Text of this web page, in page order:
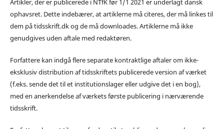
Artikler, der er publicerede i NTfK før 1/1 2021 er underlagt dansk
ophavsret. Dette indebærer, at artiklerne må citeres, der må linkes til
dem på tidsskrift.dk og de må downloades. Artiklerne må ikke
genudgives uden aftale med redaktøren.
Forfattere kan indgå flere separate kontraktlige aftaler om ikke-
eksklusiv distribution af tidsskriftets publicerede version af værket
(f.eks. sende det til et institutionslager eller udgive det i en bog),
med en anerkendelse af værkets første publicering i nærværende
tidsskrift.